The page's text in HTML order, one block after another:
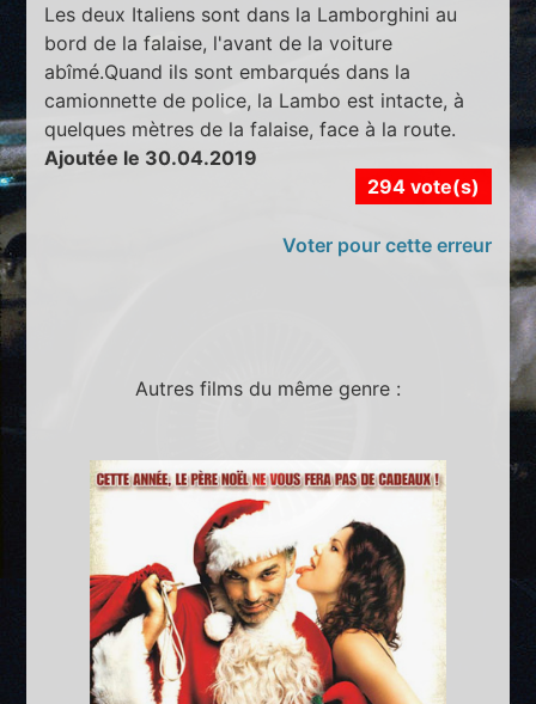
Les deux Italiens sont dans la Lamborghini au
bord de la falaise, l'avant de la voiture
abîmé.Quand ils sont embarqués dans la
camionnette de police, la Lambo est intacte, à
quelques mètres de la falaise, face à la route.
Ajoutée le 30.04.2019
294 vote(s)
Voter pour cette erreur
Autres films du même genre :